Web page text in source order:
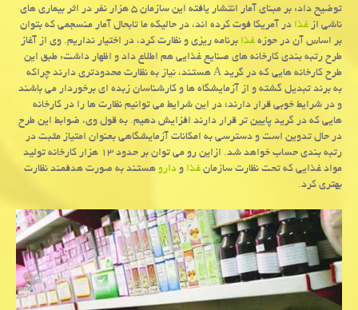
توضیح داد: بر مبنای آمار انتشار یافته این سازمان ۵ هزار نفر در اثر بیماری های
ناشی ازغذادر آمریكا فوت كرده اند، در حالیكه ما تابحال آمار منسجمی كه بتوان
بر اساس آن در حوزهغذابرنامه ریزی و نظارت كرد، در اختیار نداریم. وی از آغاز
طرح رتبه بندی كارخانه های صنایع غذایی هم اطلاع داد و اظهار داشت: طبق این
طرح كارخانه هایی كه در گرید A هستند، نیاز به نظارت محدودتری دارند چراكه
به برند تبدیل گشته و از آزمایشگاه ها و كارشناسان زبده ای برخوردار می باشند
و در شرایط خوبی قرار دارند؛ در این شرایط می توانیم نظارت ها را در كارخانه
هایی كه در گرید پایین تر قرار دارند افزایش دهیم. به قول وی، ضوابط این طرح
در حال تدوین است و دسترسی به امكانات آزمایشگاهی بعنوان امتیاز مثبت در
رتبه بندی حساب خواهد شد. ازاین رو می توان بر حدود ۱۳ هزار كارخانه تولید
مواد غذایی كه تحت نظارت سازمانغذاوداروهستند به صورت هدفمند نظارت
بهتری كرد.